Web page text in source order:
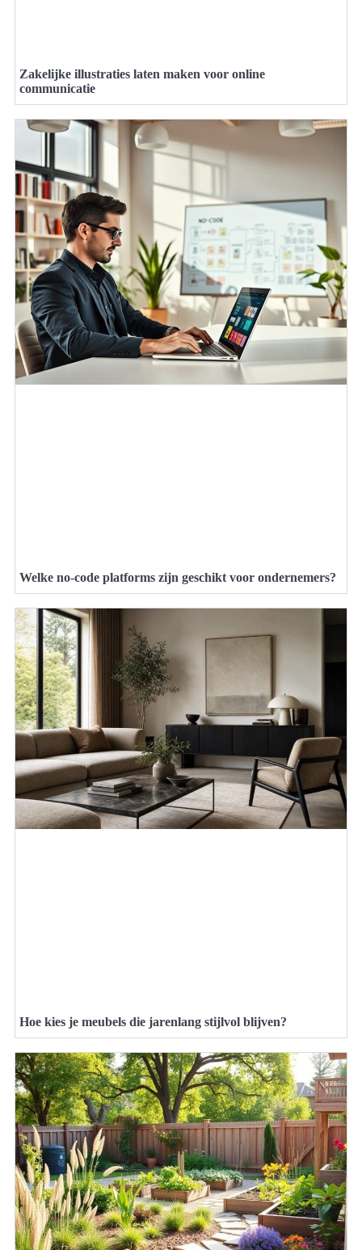
Zakelijke illustraties laten maken voor online
communicatie
Welke no-code platforms zijn geschikt voor ondernemers?
Hoe kies je meubels die jarenlang stijlvol blijven?